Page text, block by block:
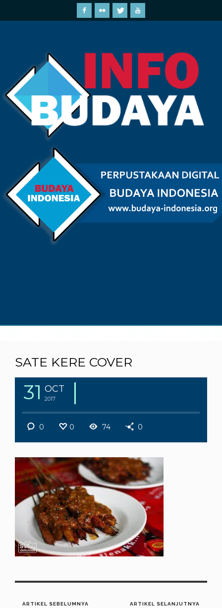
SATE KERE COVER
31 OCT
2017
0 0 74 0
ARTIKEL SEBELUMNYA ARTIKEL SELANJUTNYA